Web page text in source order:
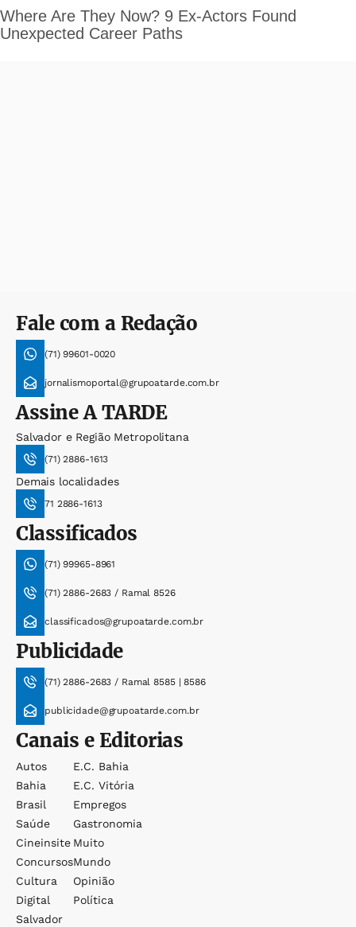
Fale com a Redação
(71) 99601-0020
jornalismoportal@grupoatarde.com.br
AssineA TARDE
Salvador e Região Metropolitana
(71) 2886-1613
Demais localidades
71 2886-1613
Classificados
(71) 99965-8961
(71) 2886-2683 / Ramal 8526
classificados@grupoatarde.com.br
Publicidade
(71) 2886-2683 / Ramal 8585 | 8586
publicidade@grupoatarde.com.br
Canais e Editorias
Autos
Bahia
Brasil
Saúde
Cineinsite
Concursos
Cultura
Digital
Salvador
E.c. Bahia
E.c. Vitória
Empregos
Gastronomia
Muito
Mundo
Opinião
Política